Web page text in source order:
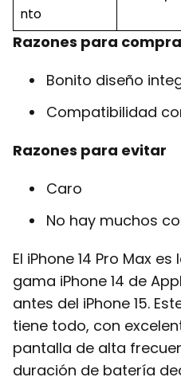
nto
Razones para
Bonito diseño
Compatibilidad
Razones para evitar
Caro
No hay muchos
El iPhone 14 Pro Max
gama iPhone 14 de
antes del iPhone 15.
tiene todo, con
pantalla de alta
duración de batería